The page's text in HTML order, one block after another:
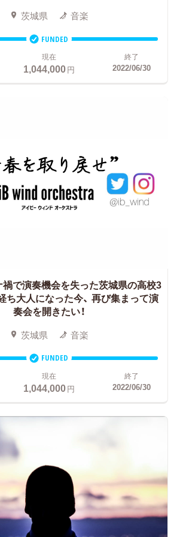
茨城県 音楽
FUNDED
現在
1,044,000円
終了
2022/06/30
禍で演奏機会を失った茨城県の高校3
ち大人になった今、 再び集まって演
奏会を開きたい！
茨城県 音楽
FUNDED
現在
1,044,000円
終了
2022/06/30